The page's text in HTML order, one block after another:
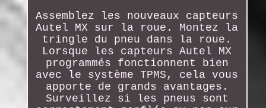
Assemblez les nouveaux capteurs
Autel MX sur la roue. Montez la
tringle du pneu dans la roue.
Lorsque les capteurs Autel MX
programmés fonctionnent bien
avec le système TPMS, cela vous
apporte de grands avantages.
Surveillez si les pneus sont